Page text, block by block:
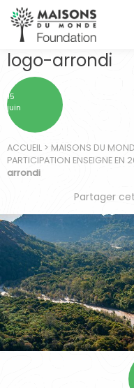
logo-arrondi
15
juin
ACCUEIL > MAISONS DU
PARTICIPATION ENSEIGNE EN
arrondi
Partager